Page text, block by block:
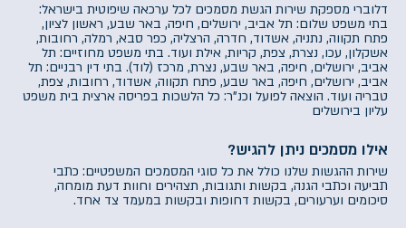
דלוברי מספקת שירות הגשת מסמכים לכל ערכאה שיפוטית בישראל:
בתי משפט שלום: תל אביב, ירושלים, חיפה, באר שבע, ראשון לציון,
פתח תקווה, נתניה, אשדוד, חדרה, הרצליה, כפר סבא, רמלה, רחובות,
אשקלון, עכו, נצרת, צפת, קריות, אילת ועוד. בתי משפט מחוזיים: תל
אביב, ירושלים, חיפה, באר שבע, נצרת, מרכז (לוד). בתי דין רבניים: תל
אביב, ירושלים, חיפה, באר שבע, פתח תקווה, אשדוד, רחובות, צפת,
טבריה ועוד. הוצאה לפועל וכנ"ר: כל הלשכות בפריסה ארצית בית משפט
עליון בירושלים
אילו מסמכים ניתן להגיש?
שירות ההגשות שלנו כולל את כל סוגי המסמכים המשפטיים: כתבי
תביעה וכתבי הגנה, בקשות ותגובות, תצהירים וחוות דעת מומחה,
סיכומים וערעורים, בקשות דחופות ובקשות במעמד צד אחד.